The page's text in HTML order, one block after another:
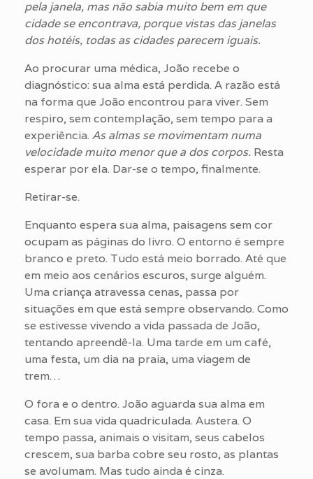
pela janela, mas não sabia muito bem em que
cidade se encontrava, porque vistas das janelas
dos hotéis, todas as cidades parecem iguais.
Ao procurar uma médica, João recebe o
diagnóstico: sua alma está perdida. A razão está
na forma que João encontrou para viver. Sem
respiro, sem contemplação, sem tempo para a
experiência. As almas se movimentam numa
velocidade muito menor que a dos corpos. Resta
esperar por ela. Dar-se o tempo, finalmente.
Retirar-se.
Enquanto espera sua alma, paisagens sem cor
ocupam as páginas do livro. O entorno é sempre
branco e preto. Tudo está meio borrado. Até que
em meio aos cenários escuros, surge alguém.
Uma criança atravessa cenas, passa por
situações em que está sempre observando. Como
se estivesse vivendo a vida passada de João,
tentando apreendê-la. Uma tarde em um café,
uma festa, um dia na praia, uma viagem de
trem…
O fora e o dentro. João aguarda sua alma em
casa. Em sua vida quadriculada. Austera. O
tempo passa, animais o visitam, seus cabelos
crescem, sua barba cobre seu rosto, as plantas
se avolumam. Mas tudo ainda é cinza.